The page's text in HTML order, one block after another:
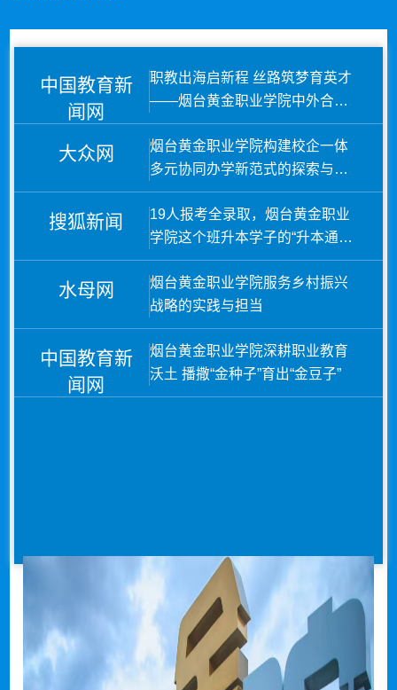
中国教育新
闻网
职教出海启新程 丝路筑梦育英才
——烟台黄金职业学院中外合作
办学的“黄金实践”
大众网
烟台黄金职业学院构建校企一体
多元协同办学新范式的探索与实
践
搜狐新闻
19人报考全录取，烟台黄金职业
学院这个班升本学子的“升本通关
密码”是什么？
水母网
烟台黄金职业学院服务乡村振兴
战略的实践与担当
中国教育新
闻网
烟台黄金职业学院深耕职业教育
沃土 播撒“金种子”育出“金豆子”